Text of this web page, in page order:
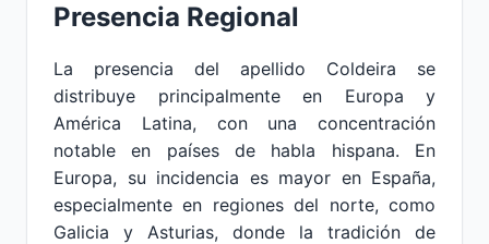
Presencia Regional
La presencia del apellido Coldeira se
distribuye principalmente en Europa y
América Latina, con una concentración
notable en países de habla hispana. En
Europa, su incidencia es mayor en España,
especialmente en regiones del norte, como
Galicia y Asturias, donde la tradición de